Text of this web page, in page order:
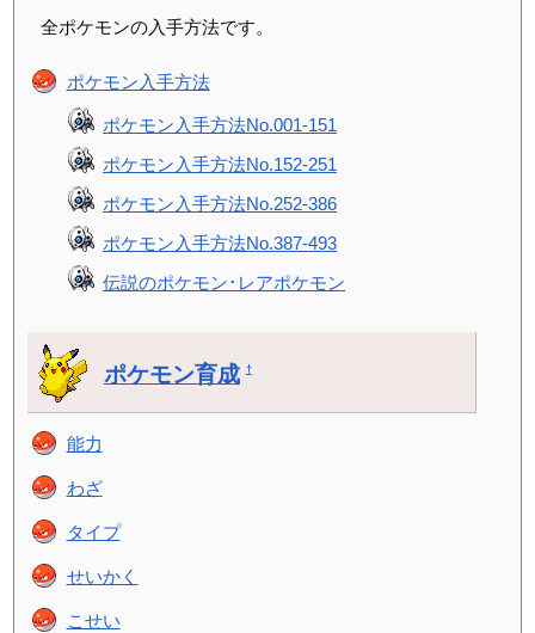
全ポケモンの入手方法です。
ポケモン入手方法
ポケモン入手方法No.001-151
ポケモン入手方法No.152-251
ポケモン入手方法No.252-386
ポケモン入手方法No.387-493
伝説のポケモン･レアポケモン
ポケモン育成 †
能力
わざ
タイプ
せいかく
こせい